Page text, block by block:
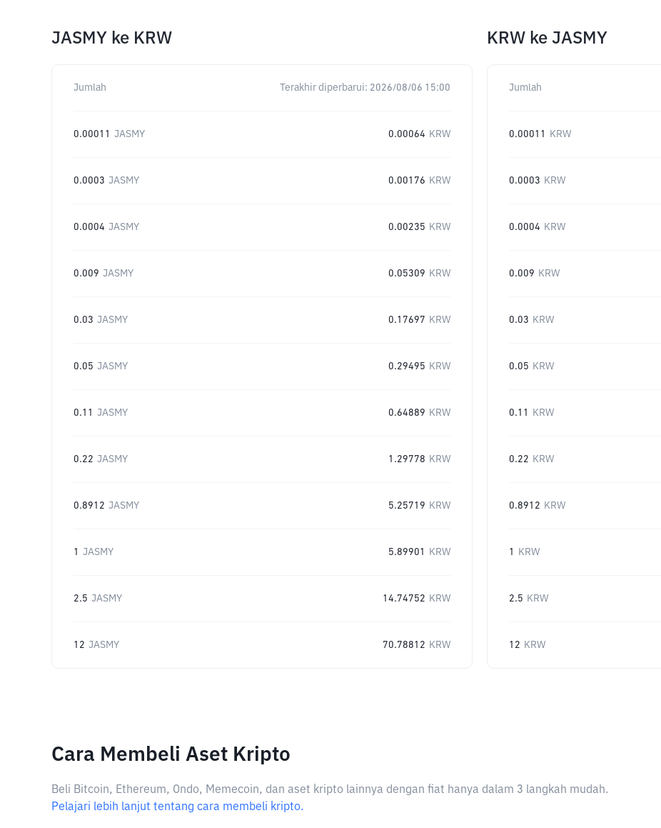
JASMY ke KRW
Jumlah Terakhir diperbarui: 2026/08/06 15:00
0.00011 JASMY 0.00064 KRW
0.0003 JASMY 0.00176 KRW
0.0004 JASMY 0.00235 KRW
0.009 JASMY 0.05309 KRW
0.03 JASMY 0.17697 KRW
0.05 JASMY 0.29495 KRW
0.11 JASMY 0.64889 KRW
0.22 JASMY 1.29778 KRW
0.8912 JASMY 5.25719 KRW
1 JASMY 5.89901 KRW
2.5 JASMY 14.74752 KRW
12 JASMY 70.78812 KRW
KRW ke JASMY
Jumlah
0.00011 KRW
0.0003 KRW
0.0004 KRW
0.009 KRW
0.03 KRW
0.05 KRW
0.11 KRW
0.22 KRW
0.8912 KRW
1 KRW
2.5 KRW
12 KRW
Cara Membeli Aset Kripto
Beli Bitcoin, Ethereum, Ondo, Memecoin, dan aset kripto lainnya dengan fiat hanya dalam 3 langkah mudah.
Pelajari lebih lanjut tentang cara membeli kripto.